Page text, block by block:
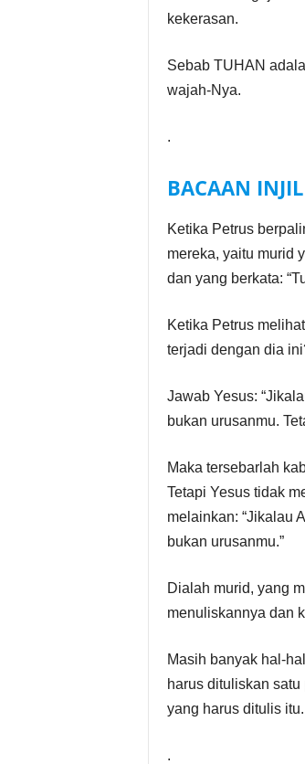
kekerasan.
Sebab TUHAN
wajah-Nya.
.
BACAAN INJIL
Ketika Petrus
mereka, yaitu murid
dan yang berkata:
Ketika Petrus
terjadi dengan dia
Jawab Yesus:
bukan urusanmu.
Maka tersebarlah
Tetapi Yesus tidak
melainkan: “Jikalau
bukan urusanmu.”
Dialah murid, yang
menuliskannya dan
Masih banyak hal-
harus dituliskan
yang harus ditulis itu.
.